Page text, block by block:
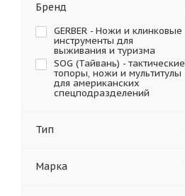
Бренд
GERBER - Ножи и клинковые
инструменты для
выживания и туризма
SOG (Тайвань) - тактические
топоры, ножи и мультитулы
для американских
спецподразделений
Тип
Марка